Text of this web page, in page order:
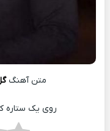
متن آهنگ
روی یک ستاره